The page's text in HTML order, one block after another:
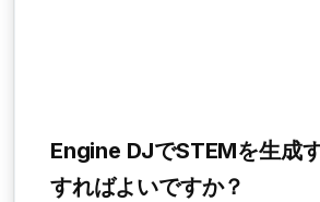
Engine DJでSTEMを生成
すればよいですか？